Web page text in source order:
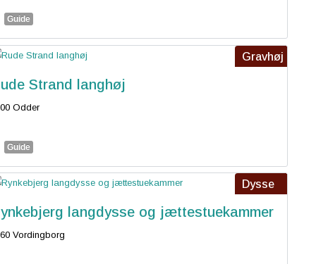
Guide
Gravhøj
Strand langhøj
Odder
Guide
Dysse
langdysse og jættestuekammer
Vordingborg